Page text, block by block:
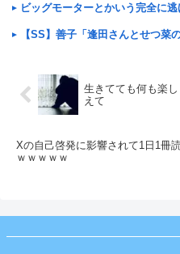
ビッグモーターとかいう完全に
【SS】善子「逢田さんとせつ菜
生きてても何も楽
えて
Xの自己啓発に影響されて1日1冊
ｗｗｗｗｗ